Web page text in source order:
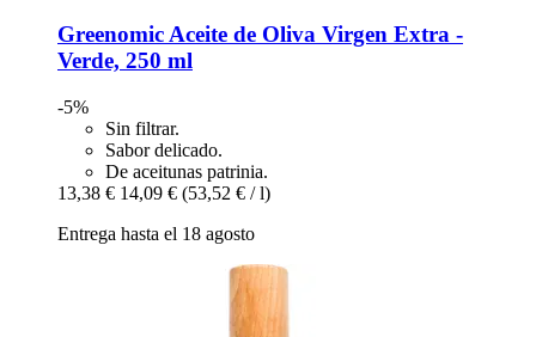
Greenomic Aceite de Oliva Virgen Extra -​
Verde, 250 ml
-5%
Sin filtrar.
Sabor delicado.
De aceitunas patrinia.
13,38 € 14,09 € (53,52 € / l)
Entrega hasta el 18 agosto